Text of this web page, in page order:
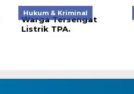
Hukum & Kriminal
Warga Tersengat
Listrik TPA.